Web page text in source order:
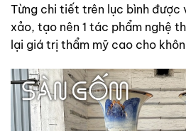
Từng chi tiết trên lục bình được
xảo, tạo nên 1 tác phẩm nghệ
lại giá trị thẩm mỹ cao cho